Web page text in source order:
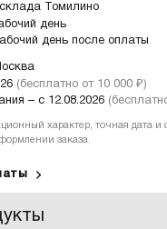
Томилино
день
день после оплаты
(бесплатно от 10 000 ₽)
– с 12.08.2026
характер, точная дата и
заказа.